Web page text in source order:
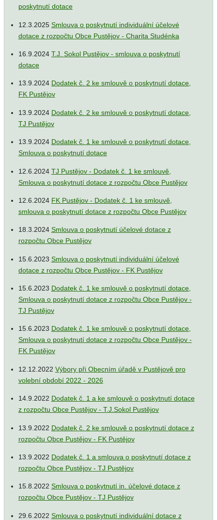
poskytnutí dotace
12.3.2025 Smlouva o poskytnutí individuální účelové
dotace z rozpočtu Obce Pustějov - Charita Studénka
16.9.2024 T.J. Sokol Pustějov - smlouva o poskytnutí
dotace
13.9.2024 Dodatek č. 2 ke smlouvě o poskytnutí dotace,
FK Pustějov
13.9.2024 Dodatek č. 2 ke smlouvě o poskytnutí dotace,
TJ Pustějov
13.9.2024 Dodatek č. 1 ke smlouvě o poskytnutí dotace,
Smlouva o poskytnutí dotace
12.6.2024 TJ Pustějov - Dodatek č. 1 ke smlouvě,
Smlouva o poskytnutí dotace z rozpočtu Obce Pustějov
12.6.2024 FK Pustějov - Dodatek č. 1 ke smlouvě,
smlouva o poskytnutí dotace z rozpočtu Obce Pustějov
18.3.2024 Smlouva o poskytnutí účelové dotace z
rozpočtu Obce Pustějov
15.6.2023 Smlouva o poskytnutí individuální účelové
dotace z rozpočtu Obce Pustějov - FK Pustějov
15.6.2023 Dodatek č. 1 ke smlouvě o poskytnutí dotace,
Smlouva o poskytnutí dotace z rozpočtu Obce Pustějov -
TJ Pustějov
15.6.2023 Dodatek č. 1 ke smlouvě o poskytnutí dotace,
Smlouva o poskytnutí dotace z rozpočtu Obce Pustějov -
FK Pustějov
12.12.2022 Výbory při Obecním úřadě v Pustějově pro
volební období 2022 - 2026
14.9.2022 Dodatek č. 1 a ke smlouvě o poskytnutí dotace
z rozpočtu Obce Pustějov - T.J.Sokol Pustějov
13.9.2022 Dodatek č. 2 ke smlouvě o poskytnutí dotace z
rozpočtu Obce Pustějov - FK Pustějov
13.9.2022 Dodatek č. 1 a smlouva o poskytnutí dotace z
rozpočtu Obce Pustějov - TJ Pustějov
15.8.2022 Smlouva o poskytnutí in. účelové dotace z
rozpočtu Obce Pustějov - TJ Pustějov
29.6.2022 Smlouva o poskytnutí individuální dotace z